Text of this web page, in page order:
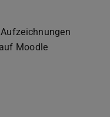
Moodle